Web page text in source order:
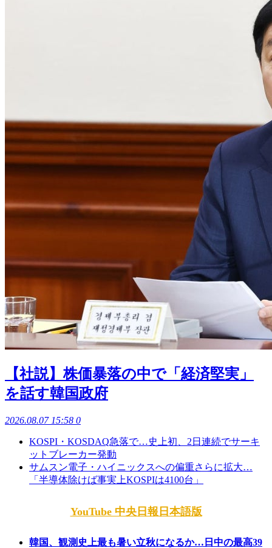
【社説】株価暴落の中で「経済堅実」
を話す韓国政府
2026.08.07 15:58 0
KOSPI・KOSDAQ急落で…史上初、2日連続でサーキ
ットブレーカー発動
サムスン電子・ハイニックスへの偏重さらに拡大…
「半導体除けば事実上KOSPIは4100台」
YouTube 中央日報日本語版
韓国、観測史上最も暑い立秋になるか…日中の最高39